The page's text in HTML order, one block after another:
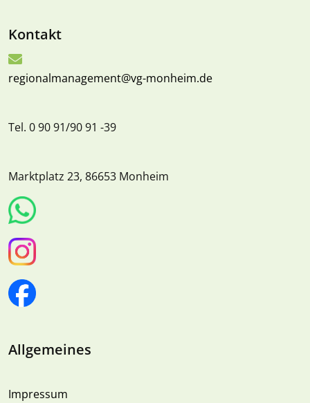
Kontakt
regionalmanagement@vg-monheim.de
Tel. 0 90 91/90 91 -39
Marktplatz 23, 86653 Monheim
Allgemeines
Impressum